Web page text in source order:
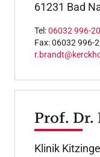
61231 Bad
Tel:06032 996-
Fax: 06032 996-
Prof. Dr.
Klinik